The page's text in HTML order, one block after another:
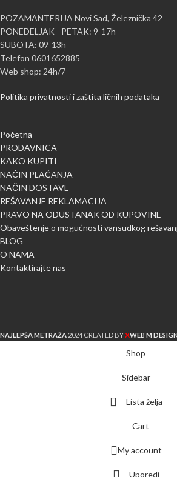
POZAMANTERIJA Novi Sad, Železnička 42
PONEDELJAK - PETAK: 9-17h
SUBOTA: 09-13h
Telefon 0601652885
Web shop: 24h/7
Politika privatnosti i zaštita ličnih podataka
Početna
PRODAVNICA
KAKO KUPITI
NAČIN PLAĆANJA
NAČIN DOSTAVE
REŠAVANJE REKLAMACIJA
PRAVO NA ODUSTANAK OD KUPOVINE
Obaveštenje o mogućnosti vansudkog
BLOG
O NAMA
Kontaktirajte nas
NAJLEPŠA METRAŽA 2024 CREATED BYXWEB M DESIGN
Shop
Sidebar
Lista želja
Cart
My account
Uporedi